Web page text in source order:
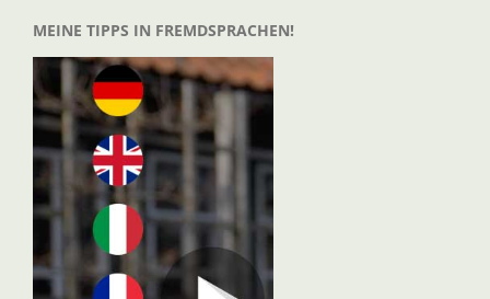
MEINE TIPPS IN FREMDSPRACHEN!